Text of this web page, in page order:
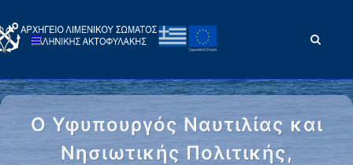
Ο Υφυπουργός Ναυτιλίας και
Νησιωτικής Πολιτικής,